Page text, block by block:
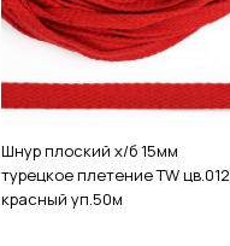
Шнур плоский х/б 15мм
турецкое плетение TW цв.012
красный уп.50м